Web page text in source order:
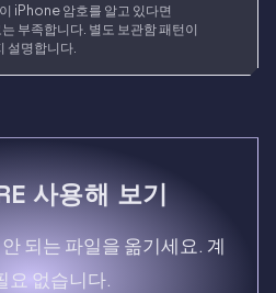
iPhone 암호를 알고 있다면
부족합니다. 별도 보관함 패턴이
설명합니다.
사용해 보기
되는 파일을 옮기세요. 계
요 없습니다.